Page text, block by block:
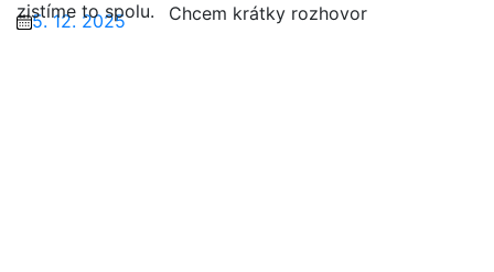
5. 12. 2025
zistíme to spolu.
Chcem krátky rozhovor